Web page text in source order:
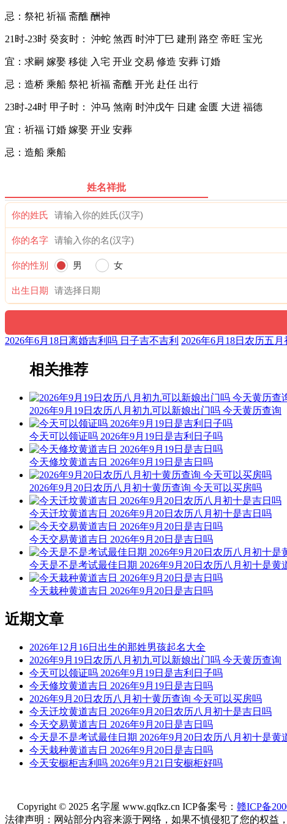
忌：祭祀 祈福 斋醮 酬神
21时-23时 癸亥时： 沖蛇 煞西 时沖丁巳 建刑 路空 帝旺 宝光
宜：求嗣 嫁娶 移徙 入宅 开业 交易 修造 安葬 订婚
忌：造桥 乘船 祭祀 祈福 斋醮 开光 赴任 出行
23时-24时 甲子时： 沖马 煞南 时沖戊午 日建 金匮 大进 福德
宜：祈福 订婚 嫁娶 开业 安葬
忌：造船 乘船
姓名祥批
你的姓氏
你的名字
你的性别 男 女
出生日期
2026年6月18日离婚吉利吗 日子吉不吉利 2026年6月18日农历五
相关推荐
2026年9月19日农历八月初九可以新娘出门吗 今天黄历查询
今天可以领证吗 2026年9月19日是吉利日子吗
今天修坟黄道吉日 2026年9月19日是吉日吗
2026年9月20日农历八月初十黄历查询 今天可以买房吗
今天迁坟黄道吉日 2026年9月20日农历八月初十是吉日吗
今天交易黄道吉日 2026年9月20日是吉日吗
今天是不是考试最佳日期 2026年9月20日农历八月初十是黄
今天栽种黄道吉日 2026年9月20日是吉日吗
近期文章
2026年12月16日出生的那姓男孩起名大全
2026年9月19日农历八月初九可以新娘出门吗 今天黄历查询
今天可以领证吗 2026年9月19日是吉利日子吗
今天修坟黄道吉日 2026年9月19日是吉日吗
2026年9月20日农历八月初十黄历查询 今天可以买房吗
今天迁坟黄道吉日 2026年9月20日农历八月初十是吉日吗
今天交易黄道吉日 2026年9月20日是吉日吗
今天是不是考试最佳日期 2026年9月20日农历八月初十是黄
今天栽种黄道吉日 2026年9月20日是吉日吗
今天安橱柜吉利吗 2026年9月21日安橱柜好吗
Copyright © 2025 名字屋 www.gqfkz.cn ICP备案号： 赣ICP备
法律声明：网站部分内容来源于网络，如果不慎侵犯了您的权益